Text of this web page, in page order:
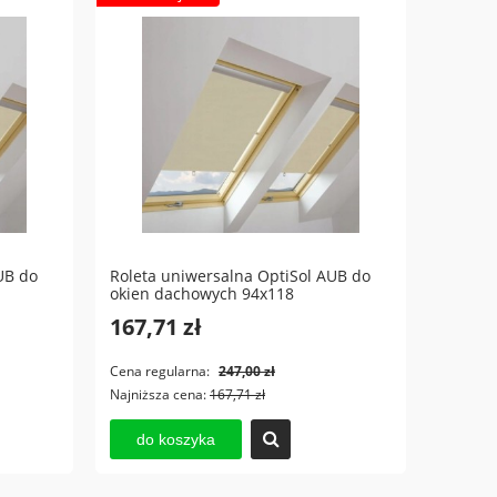
Cena regularna:
528,90 zł
350,77 zł
do
Roleta uniwersalna OptiSol AUB do
okien dachowych 94x118
167,71 zł
Cena regularna: 247,00 zł
Najniższa cena:167,71 zł
do koszyka